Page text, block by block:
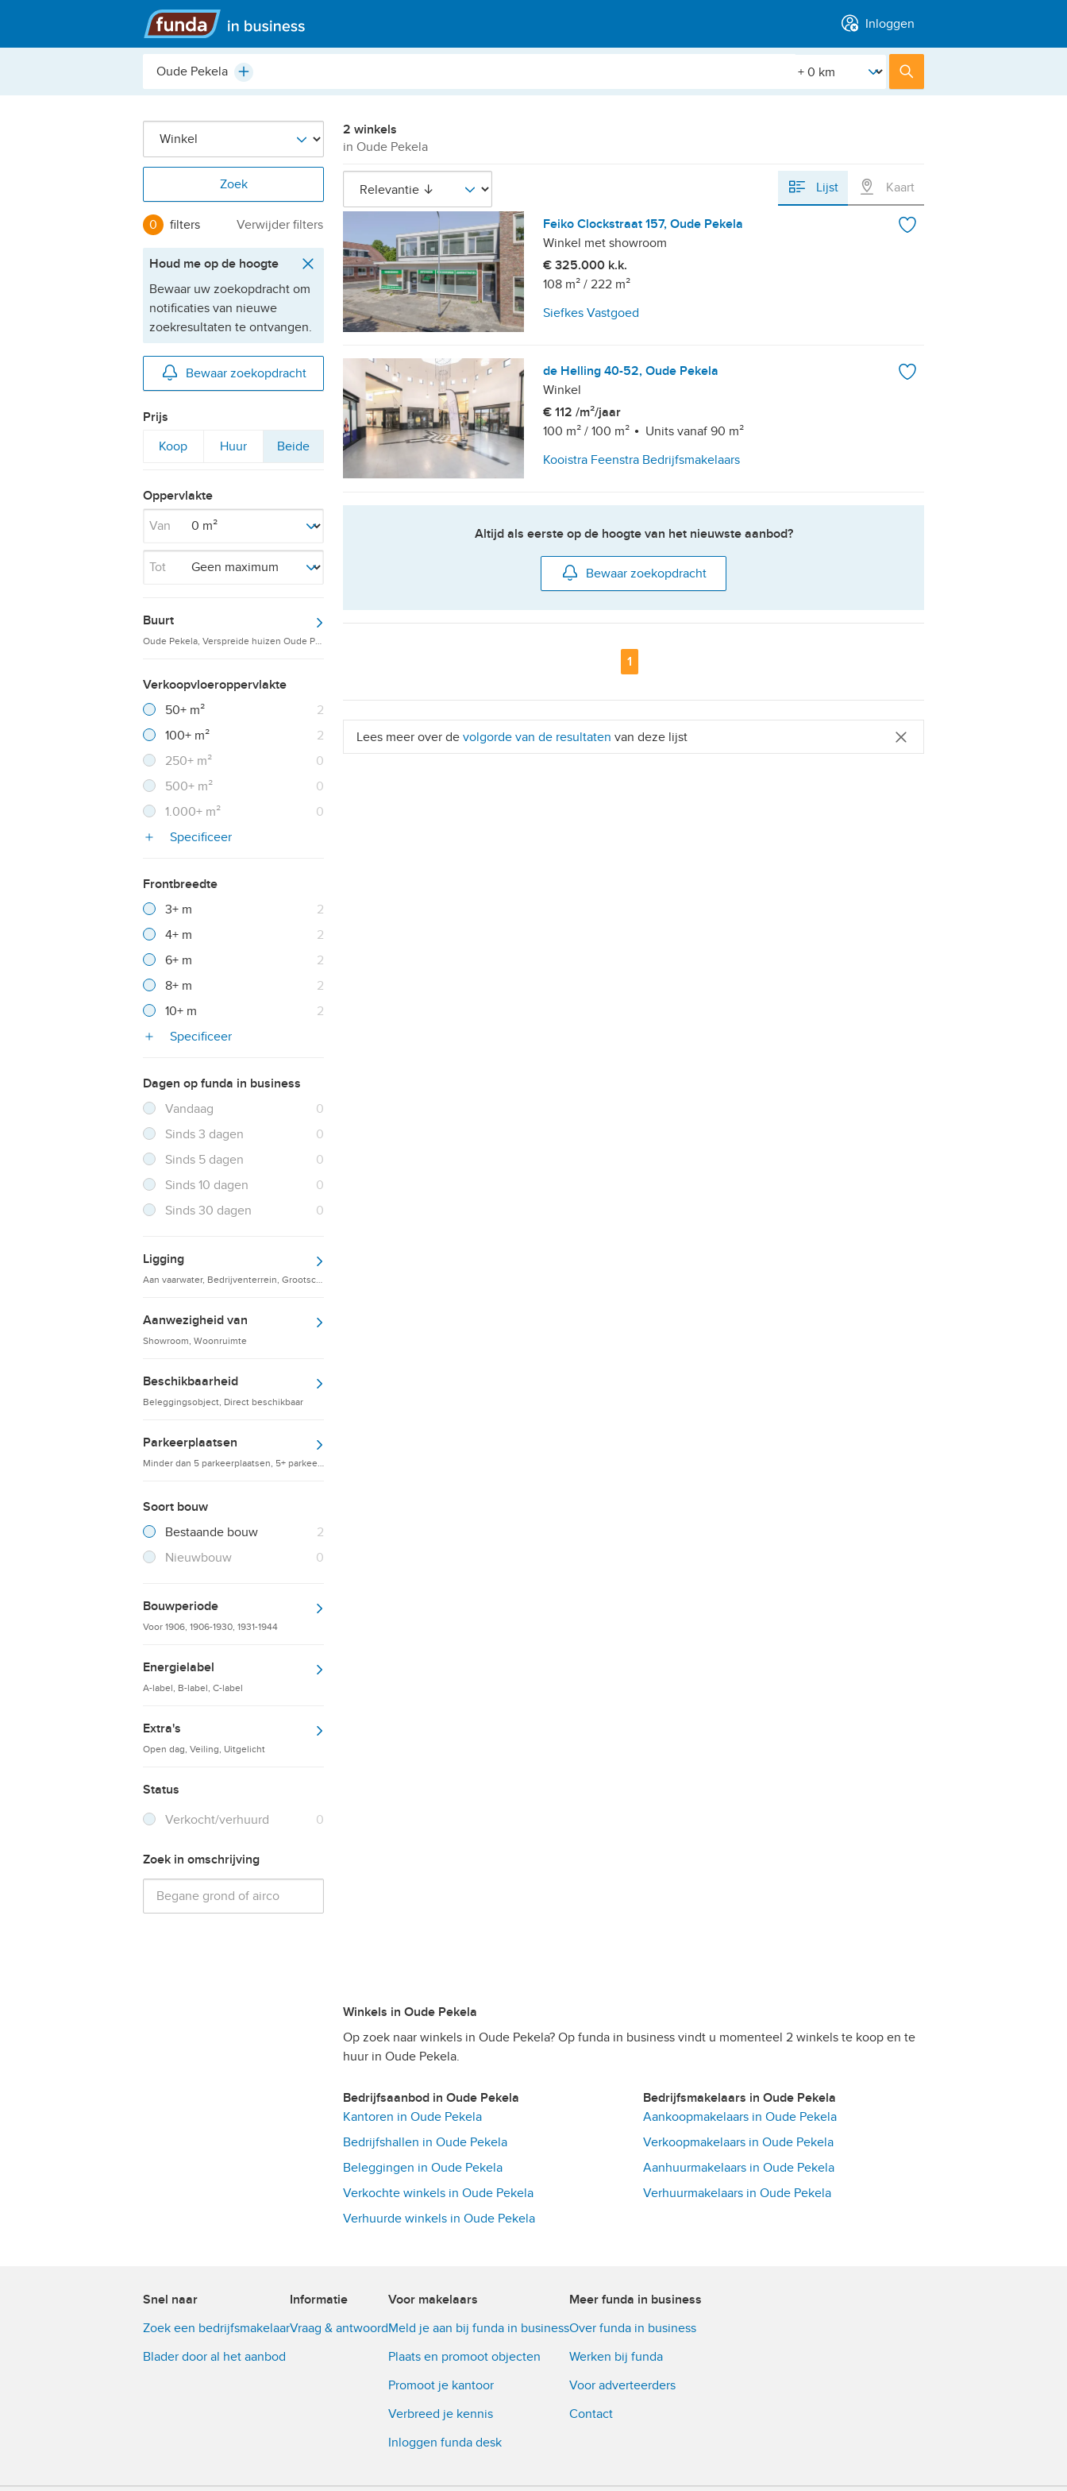
Hoofdmenu
Inloggen
Plaats,
etc.
Plus [Straal]
Zoek
0 filters Verwijder filters
Houd me op de hoogte
Bewaar uw zoekopdracht om
notificaties van nieuwe
zoekresultaten te ontvangen.
Bewaar zoekopdracht
Prijs
Filter
Koop
Filter
Huur
Filter
op
Beide
Oppervlakte
Van
Tot
Buurt
Oude Pekela, Verspreide huizen Oude Pekela
Verkoopvloeroppervlakte
Filter verwijderen
50+ m² 2
Resultaten
100+ m²
2
Resultaten
250+ m²
0
Resultaten
500+ m²
0
Resultaten
1.000+ m²
0
Resultaten
Specificeer
Frontbreedte
Filter verwijderen
3+ m 2
4+ m
2
6+ m
2
8+ m
2
10+ m
2
Specificeer
Dagen op funda in business
Filter verwijderen
Vandaag 0
Sinds 3 dagen
0
Sinds 5 dagen
0
Sinds 10 dagen
0
Sinds 30 dagen
0
Ligging
Aan vaarwater, Bedrijventerrein, Grootschalige detailhandelsvestigingen
Aanwezigheid van
Showroom, Woonruimte
Beschikbaarheid
Beleggingsobject, Direct beschikbaar
Parkeerplaatsen
Minder dan 5 parkeerplaatsen, 5+ parkeerplaatsen, 10+ parkeerplaatsen
Soort bouw
Filter verwijderen
Bestaande bouw 2
Resultaten
Nieuwbouw
0
Resultaten
Bouwperiode
Voor 1906, 1906-1930, 1931-1944
Energielabel
A-label, B-label, C-label
Extra's
Open dag, Veiling, Uitgelicht
Status
Verkocht/verhuurd
0
Zoek in omschrijving
2 winkels
in Oude Pekela
Lijst Kaart
Feiko Clockstraat 157, Oude Pekela
Winkel met showroom
€ 325.000 k.k.
108 m² / 222 m²
Siefkes Vastgoed
de Helling 40-52, Oude Pekela
Winkel
€ 112 /m²/jaar
100 m² / 100 m²
Units vanaf 90 m²
Kooistra Feenstra Bedrijfsmakelaars
Altijd als eerste op de hoogte van het nieuwste aanbod?
Bewaar zoekopdracht
Pagina
1
Lees meer over de volgorde van de resultaten van deze lijst
Winkels in Oude Pekela
Op zoek naar winkels in Oude Pekela? Op funda in business vindt u momenteel 2 winkels te koop en te
huur in Oude Pekela.
Bedrijfsaanbod in Oude Pekela
Kantoren in Oude Pekela
Bedrijfshallen in Oude Pekela
Beleggingen in Oude Pekela
Verkochte winkels in Oude Pekela
Verhuurde winkels in Oude Pekela
Bedrijfsmakelaars in Oude Pekela
Aankoopmakelaars in Oude Pekela
Verkoopmakelaars in Oude Pekela
Aanhuurmakelaars in Oude Pekela
Verhuurmakelaars in Oude Pekela
Snel naar
Zoek een bedrijfsmakelaar
Blader door al het aanbod
Informatie
Vraag & antwoord
Voor makelaars
Meld je aan bij funda in business
Plaats en promoot objecten
Promoot je kantoor
Verbreed je kennis
Inloggen funda desk
Meer funda in business
Over funda in business
Werken bij funda
Voor adverteerders
Contact